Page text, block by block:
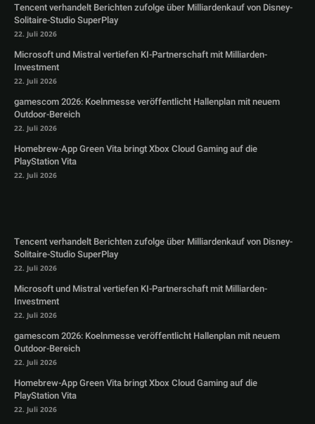
Tencent verhandelt Berichten zufolge über Milliardenkauf von Disney-
Solitaire-Studio SuperPlay
22. Juli 2026
Microsoft und Mistral vertiefen KI-Partnerschaft mit Milliarden-
Investment
22. Juli 2026
gamescom 2026: Koelnmesse veröffentlicht Hallenplan mit neuem
Outdoor-Bereich
22. Juli 2026
Homebrew-App Green Vita bringt Xbox Cloud Gaming auf die
PlayStation Vita
22. Juli 2026
Tencent verhandelt Berichten zufolge über Milliardenkauf von Disney-
Solitaire-Studio SuperPlay
22. Juli 2026
Microsoft und Mistral vertiefen KI-Partnerschaft mit Milliarden-
Investment
22. Juli 2026
gamescom 2026: Koelnmesse veröffentlicht Hallenplan mit neuem
Outdoor-Bereich
22. Juli 2026
Homebrew-App Green Vita bringt Xbox Cloud Gaming auf die
PlayStation Vita
22. Juli 2026